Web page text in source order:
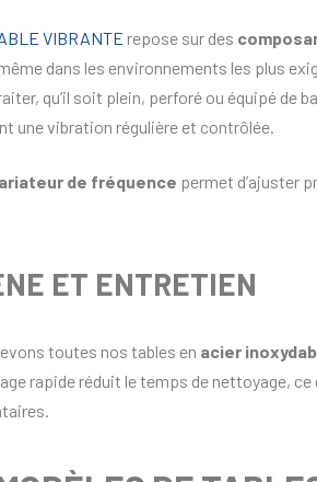
VIBRANTE repose sur des
dans les environnements les plus
qu’il soit plein, perforé ou équipé de
une vibration régulière et contrôlée.
de fréquence permet d’ajuster
ET ENTRETIEN
toutes nos tables en acier
rapide réduit le temps de nettoyage,